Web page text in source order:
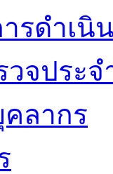
รดำเนิ
จประจ
ลากร